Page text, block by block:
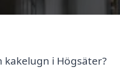
i Högsäter?